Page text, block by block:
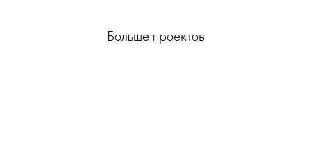
Больше проектов